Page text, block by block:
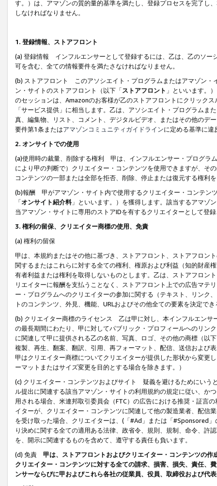
す。）は、アマゾンの質的量的基準を満たし、登録プロセスを完了し、
しなければなりません。
1. 登録情報、ストアフロント
(a) 登録情報 インフルエンサーとして登録するには、乙は、乙のソー
可を含む、全ての情報要件を満たさなければなりません。
(b) ストアフロント このアソシエイト・プログラムまたはアマゾン・
ン・サイトのストアフロント（以下「ストアフロント 」といいます。
のセッションは、Amazonのお客様が乙のストアフロントにクリック
「サービス提供」に相当します。乙は、アソシエイト・プログラム
真、編集物、リスト、コメント、デジタルビデオ、またはその他のデ
要件第1条またはアマゾンコミュニティガイドラインに定める基準に違
2. オンサイトでの使用
(a)使用時の裁量、削除する権利 甲は、インフルエンサー・プログラ
により甲の判断で）クリエイター・コンテンツを使用できますが、そ
コンテンツの一部または全部を拒否、削除、停止または復元する権利
(b)報酬 甲がアマゾン・サイト内で使用するクリエイター・コンテン
「オンサイト紹介料」といいます。）を獲得します。該当するアマゾ
当アマゾン・サイトに専用のストアIDを有するクリエイターとして登
3. 権利の留保、クリエイター商標の使用、免責
(a) 権利の留保
甲は、本規約またはその他に基づき、ストアフロント、ストアフロン
関するまたはこれらに対する全ての権利、権原および利益（知的財産
有者利益または権利を取得しないものとします。乙は、ストアフロン
リエイターに報酬を支払うことなく、ストアフロント上での広告マテ
ー・プログラムへのクリエイターの参加に関する（テキスト、リンク
トのコンテンツ、外見、機能、URLおよびその他全ての要素を決定で
(b) クリエイター商標のライセンス 乙は甲に対し、本インフルエンサ
の最長期間にわたり、甲に対してパブリック・プロフィールへのリン
に関連して甲に提供される乙の名前、写真、ロゴ、その他の商標（以
複製、再生、翻案、翻訳、引用、再フォーマット、配信、送信および
甲はクリエイター商標についてクリエイターが提供した形状から変更
ーマットまたはサイズ変更を目的とする場合を除きます。）
(c) クリエイター・コンテンツおよびサイト 疑義を避けるためにいう
ル提出に関連する該当アマゾン・サイトの利用規約の規定に従い、か
用される場合、米連邦取引委員会（FTC）の広告における推奨・証言
イターが、クリエイター・コンテンツに関連して他の製造業者、配信
を受け取った場合、クリエイターは、(「#Ad」または「#Sponsored
り決めに関する全ての適用ある法律、政省令、規則、規制、命令、許
を、開示に関連するものを含めて、遵守する責任も負います。
(d) 免責 甲は、ストアフロントおよびクリエイター・コンテンツの
クリエイター・コンテンツに対する全ての請求、損害、損失、責任、
ンサーならびに甲およびこれら各社の従業員、役員、取締役および代